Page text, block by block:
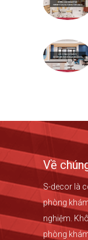
Về
S-decor là
phòng
nghiệm.
phòng